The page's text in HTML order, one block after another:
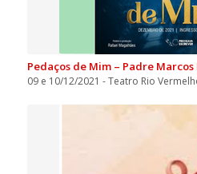
Pedaços de Mim – Padre
09 e 10/12/2021 - Teatro Rio